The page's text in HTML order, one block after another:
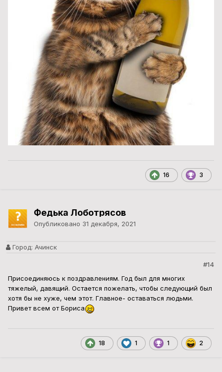
16 3
Федька Лоботрясов
Опубликовано 31 декабря, 2021
Город: Ачинск
#14
Присоединяюсь к поздравлениям. Год был для многих
тяжелый, давящий. Остается пожелать, чтобы следующий был
хотя бы не хуже, чем этот. Главное- оставаться людьми.
Привет всем от Бориса
18 1 1 2